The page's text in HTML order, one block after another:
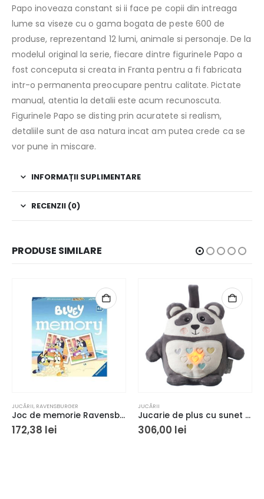
Papo inoveaza constant si ii face pe copii din intreaga
lume sa viseze cu o gama bogata de peste 600 de
produse, reprezentand 12 lumi, animale si personaje. De la
modelul original la serie, fiecare dintre figurinele Papo a
fost conceputa si creata in Franta pentru a fi fabricata
intr-o permanenta preocupare pentru calitate. Pictate
manual, atentia la detalii este acum recunoscuta.
Figurinele Papo se disting prin acuratete si realism,
detaliile sunt de asa natura incat am putea crede ca se
vor pune in miscare.
INFORMAȚII SUPLIMENTARE
RECENZII (0)
PRODUSE SIMILARE
JUCĂRII, RAVENSBURGER
Joc de memorie Ravensburger Memory Bluey
172,38 lei
JUCĂRII
Jucarie de plus cu sunet si lumina The Gro Company, Reincarcabil, Ursul Pip, Multicolor
306,00 lei